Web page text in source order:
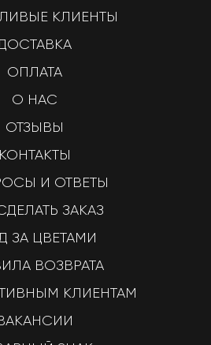
КЛИЕНТЫ
ОПЛАТА
О НАС
ОТЗЫВЫ
КОНТАКТЫ
И ОТВЕТЫ
ЗАКАЗ
ЗА ЦВЕТАМИ
ВОЗВРАТА
КЛИЕНТАМ